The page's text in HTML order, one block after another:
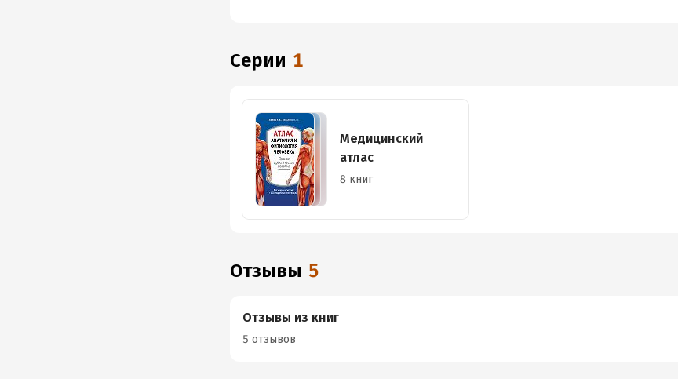
Серии 1
Медицинский
атлас
8 книг
Отзывы 5
Отзывы из книг
5 отзывов